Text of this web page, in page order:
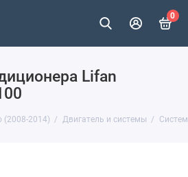
0
Lifan
(2008-2014) Двигатель и системы